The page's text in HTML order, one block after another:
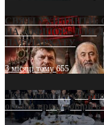
СВЯТІ УХИЛЯНТИ:
НА «ОФШОР» ДЛЯ
ПАТРІАРХАТУ
3 місяці тому655
«Кейс Тихона» у
оголив кризу довіри